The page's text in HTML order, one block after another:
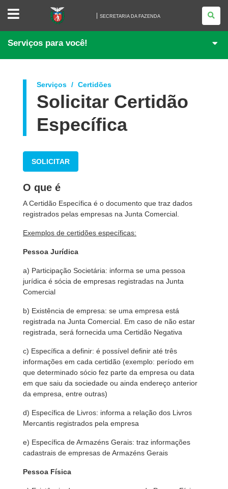
SECRETARIA
FAZENDA
SECRETARIA DA FAZENDA
Serviços para você!
Serviços Certidões
Solicitar Certidão
Específica
SOLICITAR
O que é
A Certidão Específica é o documento que traz dados
registrados pelas empresas na Junta Comercial.
Exemplos de certidões específicas:
Pessoa Jurídica
a) Participação Societária: informa se uma pessoa
jurídica é sócia de empresas registradas na Junta
Comercial
b) Existência de empresa: se uma empresa está
registrada na Junta Comercial. Em caso de não estar
registrada, será fornecida uma Certidão Negativa
c) Específica a definir: é possível definir até três
informações em cada certidão (exemplo: período em
que determinado sócio fez parte da empresa ou data
em que saiu da sociedade ou ainda endereço anterior
da empresa, entre outras)
d) Específica de Livros: informa a relação dos Livros
Mercantis registrados pela empresa
e) Específica de Armazéns Gerais: traz informações
cadastrais de empresas de Armazéns Gerais
Pessoa Física